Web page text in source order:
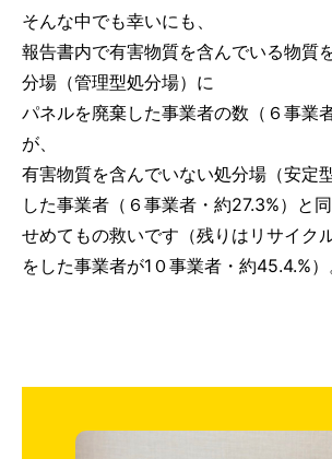
そんな中でも幸いにも、
報告書内で有害物質を含んでいる物質
分場（管理型処分場）に
パネルを廃棄した事業者の数（６事業
が、
有害物質を含んでいない処分場（安定
した事業者（６事業者・約27.3%）と同
せめてもの救いです（残りはリサイク
をした事業者が1０事業者・約45.4.%）